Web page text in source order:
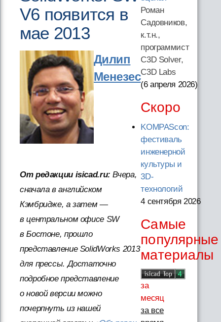
V6 появится в
мае 2013
Дилип
Менезес
От редакции isicad.ru: Вчера,
сначала в английском
Кэмбридже, а затем —
в центральном офисе SW
в Бостоне, прошло
представление SolidWorks 2013
для прессы. Достаточно
подробное представление
о новой версии можно
почерпнуть из нашей
Роман
Садовников,
к.т.н.,
программист
C3D Solver,
C3D Labs
(6 апреля 2026)
Скоро
KOMPAScon:
фестиваль
инженерной
культуры и
3D-
технологий
4 сентября 2026
Самые
популярные
материалы
за
месяц
за все